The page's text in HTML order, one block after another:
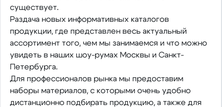
существует.
Раздача новых информативных каталогов
продукции, где представлен весь актуальный
ассортимент того, чем мы занимаемся и что можно
увидеть в наших шоу-румах Москвы и Санкт-
Петербурга.
Для профессионалов рынка мы предоставим
наборы материалов, с которыми очень удобно
дистанционно подбирать продукцию, а также для